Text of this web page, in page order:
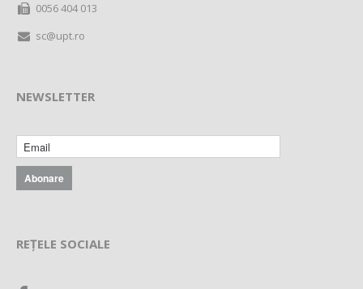
0056 404 013
sc@upt.ro
NEWSLETTER
REȚELE SOCIALE